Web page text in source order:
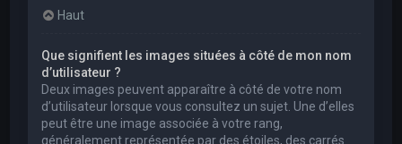
Haut
Que signifient les images situées à côté de mon nom
d’utilisateur ?
Deux images peuvent apparaître à côté de votre nom
d’utilisateur lorsque vous consultez un sujet. Une d’elles
peut être une image associée à votre rang,
généralement représentée par des étoiles, des carrés